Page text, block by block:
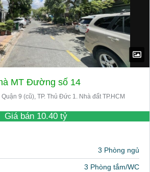
MT Đường số 14
9 (cũ), TP. Thủ Đức 1. Nhà đất TP.HCM
Giá bán 10.40 tỷ
3 Phòng ngủ
3 Phòng tắm/WC